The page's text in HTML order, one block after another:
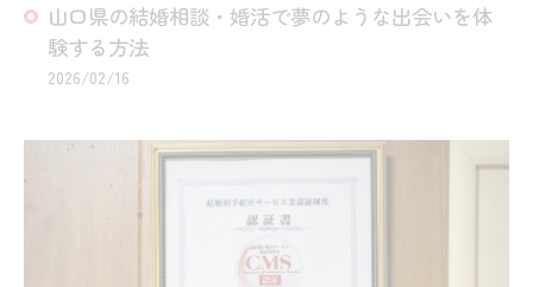
山口県の結婚相談・婚活で夢のような出会いを体
験する方法
2026/02/16